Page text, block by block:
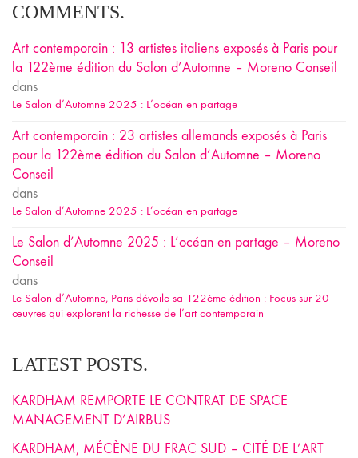
COMMENTS.
Art contemporain : 13 artistes italiens exposés à Paris pour
la 122ème édition du Salon d’Automne – Moreno Conseil
dans
Le Salon d’Automne 2025 : L’océan en partage
Art contemporain : 23 artistes allemands exposés à Paris
pour la 122ème édition du Salon d’Automne – Moreno
Conseil
dans
Le Salon d’Automne 2025 : L’océan en partage
Le Salon d’Automne 2025 : L’océan en partage – Moreno
Conseil
dans
Le Salon d’Automne, Paris dévoile sa 122ème édition : Focus sur 20
œuvres qui explorent la richesse de l’art contemporain
LATEST POSTS.
KARDHAM REMPORTE LE CONTRAT DE SPACE
MANAGEMENT D’AIRBUS
KARDHAM, MÉCÈNE DU FRAC SUD – CITÉ DE L’ART